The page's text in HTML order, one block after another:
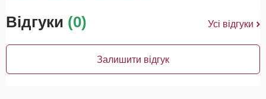
Відгуки (0) Усі відгуки
Залишити відгук